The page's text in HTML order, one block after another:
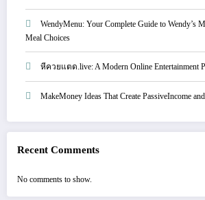
WendyMenu: Your Complete Guide to Wendy’s
Meal Choices
หีควยแตด.live: A Modern Online Entertainment
MakeMoney Ideas That Create PassiveIncome
Recent Comments
No comments to show.